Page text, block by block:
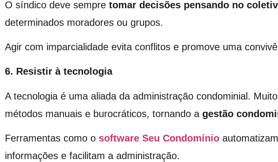
O síndico deve sempre tomar decisões pensando no
determinados moradores ou grupos.
Agir com imparcialidade evita conflitos e promove uma
6. Resistir à tecnologia
A tecnologia é uma aliada da administração condominial.
métodos manuais e burocráticos, tornando a gestão
Ferramentas como o software Seu Condomínio
informações e facilitam a administração.